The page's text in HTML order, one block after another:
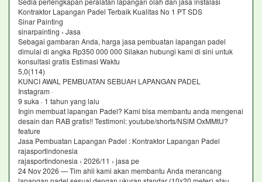
Kontraktor Lapangan Padel Terbaik Kualitas No 1 PT SDS
Sinar Painting
sinarpainting › Jasa
Sebagai gambaran Anda, harga jasa pembuatan lapangan padel
dimulai di angka Rp350 000 000 Silakan hubungi kami di sini untuk
konsultasi gratis Estimasi Waktu
5,0(114)
KUNCI AWAL PEMBUATAN SEBUAH LAPANGAN PADEL
Instagram ·
9 suka · 1 tahun yang lalu
Ingin membuat lapangan Padel? Kami bisa membantu anda mengenai
desain dan RAB gratis!! Testimoni: youtube/shorts/NSiM OxMMtU?
feature
Jasa Pembuatan Lapangan Padel : Kontraktor Lapangan Padel
rajasportindonesia
rajasportindonesia › 2026/11 › jasa pe
24 Nov 2026 — Tim ahli kami akan membantu Anda merancang